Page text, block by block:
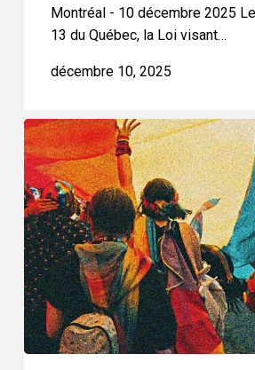
québécois
Montréal - 10 décembre 2025
13 du Québec, la Loi visant…
décembre 10, 2025
Le
projet
de
loi
9
du
Québec
est
une
attaque